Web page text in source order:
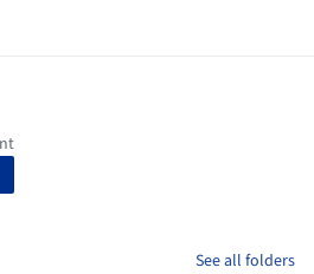
See all folders